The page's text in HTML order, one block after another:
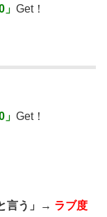
Get！
Get！
言う」→ ラブ度